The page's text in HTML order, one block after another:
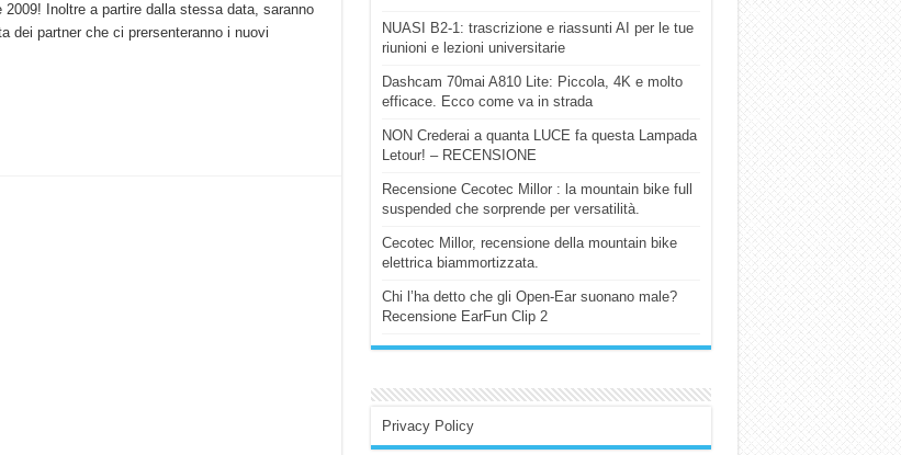
Inoltre a partire dalla stessa data, saranno
dei partner che ci prersenteranno i nuovi
NUASI B2-1: trascrizione e riassunti AI per le tue
riunioni e lezioni universitarie
Dashcam 70mai A810 Lite: Piccola, 4K e molto
efficace. Ecco come va in strada
NON Crederai a quanta LUCE fa questa Lampada
Letour! – RECENSIONE
Recensione Cecotec Millor : la mountain bike full
suspended che sorprende per versatilità.
Cecotec Millor, recensione della mountain bike
elettrica biammortizzata.
Chi l’ha detto che gli Open-Ear suonano male?
Recensione EarFun Clip 2
Privacy Policy